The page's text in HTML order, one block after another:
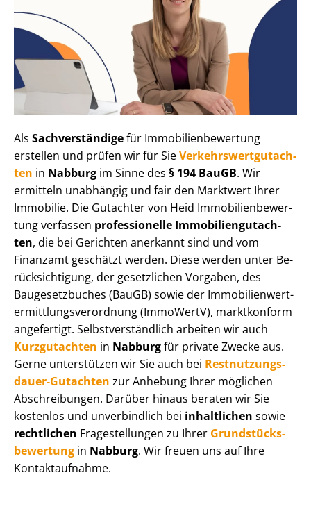
Als Sachverständigefür Im­mo­bi­li­en­be­wer­tung
erstellen und prüfen wir für SieVer­kehrs­wert­gut­ach­
ten in Nabburg im Sinne des § 194 BauGB. Wir
ermitteln unabhängig und fair den Marktwert Ihrer
Immobilie. Die Gutachter von Heid Im­mo­bi­li­en­be­wer­
tung verfassen professionelle Im­mo­bi­li­en­gut­ach­
ten, die bei Gerichten anerkannt sind und vom
Finanzamt geschätzt werden. Diese werden unter Be­
rück­sich­ti­gung, der gesetzlichen Vorgaben, des
Baugesetzbuches (BauGB) sowie der Im­mo­bi­li­en­wert­
ermitt­lungs­ver­ord­nung (ImmoWertV), marktkonform
angefertigt. Selbst­ver­ständ­lich arbeiten wir auch
Kurzgutachten in Nabburgfür private Zwecke aus.
Gerne unterstützen wir Sie auch bei Rest­nut­zungs­
dau­er-Gutachten zur Anhebung Ihrer möglichen
Abschreibungen. Darüber hinaus beraten wir Sie
kostenlos und unverbindlich bei inhaltlichen sowie
rechtlichen Fragestellungen zu Ihrer Grund­stücks­
be­wer­tung in Nabburg. Wir freuen uns auf Ihre
Kontaktaufnahme.